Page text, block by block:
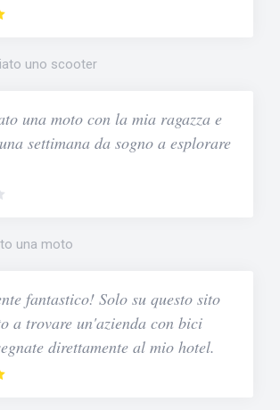
uno scooter
una moto con la mia ragazza e
settimana da sogno a esplorare
una moto
fantastico! Solo su questo sito
a trovare un'azienda con bici
direttamente al mio hotel.